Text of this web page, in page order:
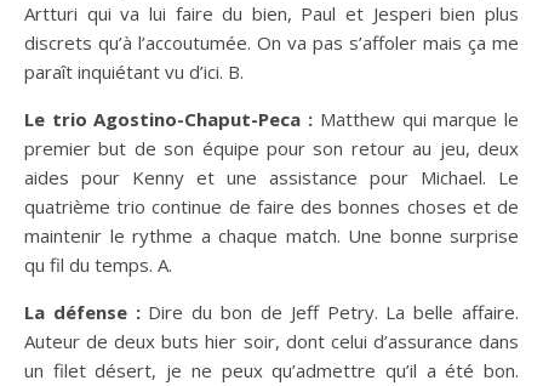
Artturi qui va lui faire du bien, Paul et Jesperi bien plus
discrets qu’à l’accoutumée. On va pas s’affoler mais ça me
paraît inquiétant vu d’ici. B.
Le trio Agostino-Chaput-Peca : Matthew qui marque le
premier but de son équipe pour son retour au jeu, deux
aides pour Kenny et une assistance pour Michael. Le
quatrième trio continue de faire des bonnes choses et de
maintenir le rythme a chaque match. Une bonne surprise
qu fil du temps. A.
La défense :Dire du bon de Jeff Petry. La belle affaire.
Auteur de deux buts hier soir, dont celui d’assurance dans
un filet désert, je ne peux qu’admettre qu’il a été bon.